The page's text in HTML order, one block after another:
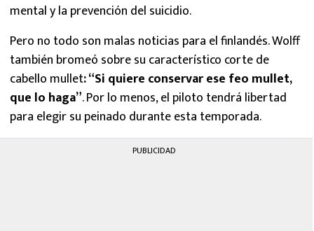
mental y la prevención del suicidio.
Pero no todo son malas noticias para el finlandés. Wolff
también bromeó sobre su característico corte de
cabello mullet: “Si quiere conservar ese feo mullet,
que lo haga”. Por lo menos, el piloto tendrá libertad
para elegir su peinado durante esta temporada.
PUBLICIDAD